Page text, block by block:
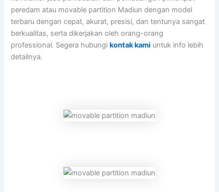
peredam atau movable partition Madiun dengan model
terbaru dengan cepat, akurat, presisi, dan tentunya sangat
berkualitas, serta dikerjakan oleh orang-orang
professional. Segera hubungikontak kami untuk info lebih
detailnya.